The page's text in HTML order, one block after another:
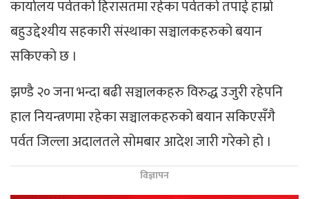
कार्यालय पर्वतको हिरासतमा रहेका पर्वतको तपाई हाम्रो
बहुउद्देश्यीय सहकारी संस्थाका सञ्चालकहरुको बयान
सकिएको छ ।
झण्डै २० जना भन्दा बढी सञ्चालकहरु विरुद्ध उजुरी रहेपनि
हाल नियन्त्रणमा रहेका सञ्चालकहरुको बयान सकिएसँगै
पर्वत जिल्ला अदालतले सोमबार आदेश जारी गरेको हो ।
विज्ञापन